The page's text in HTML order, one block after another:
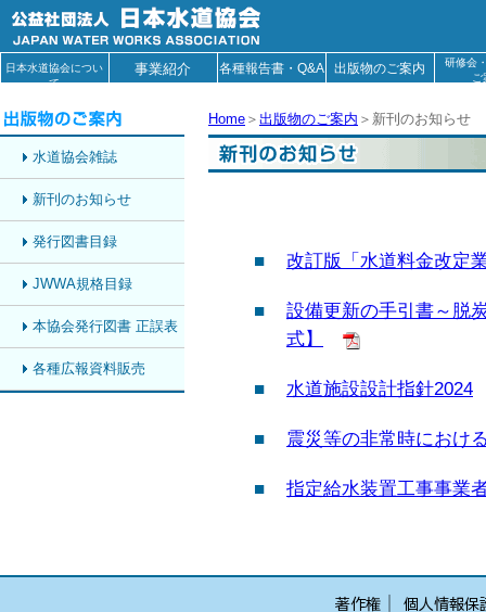
日本水道協会につい
て
事業紹介 各種報告書・Q&A 出版物のご案内
研修会
ご
Home ＞ 出版物のご案内 ＞新刊のお知らせ
水道協会雑誌
新刊のお知らせ
発行図書目録
JWWA規格目録
本協会発行図書 正誤表
各種広報資料販売
■ 改訂版「水道料金改定
■
設備更新の手引書～脱
式】
■ 水道施設設計指針2024
■ 震災等の非常時におけ
■ 指定給水装置工事事業
著作権 │個人情報保